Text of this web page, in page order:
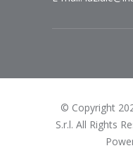
© Copyright
S.r.l. All Rights